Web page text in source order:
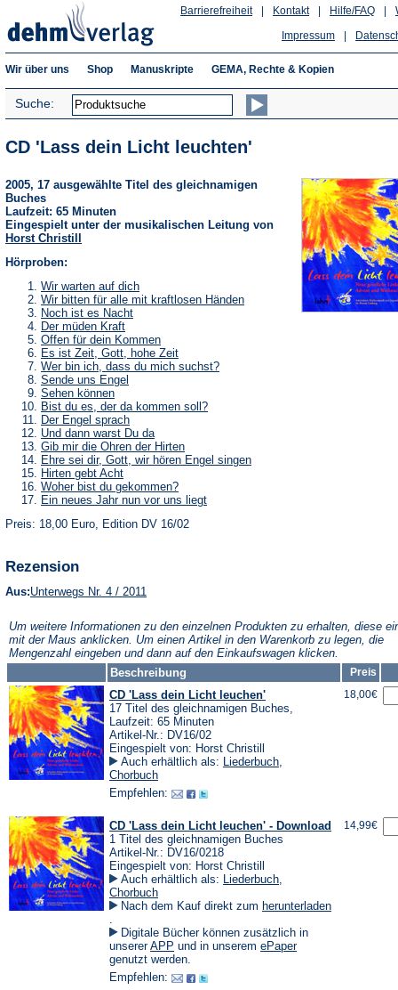
Hilfe/FAQ
Kontakt
Barrierefreiheit
Impressum
Wir über uns Shop Manuskripte GEMA, Rechte & Kopien
Suche:
CD 'Lass dein Licht leuchten'
2005, 17 ausgewählte Titel des gleichnamigen
Buches
Laufzeit: 65 Minuten
Eingespielt unter der musikalischen Leitung von
Horst Christill
Hörproben:
Wir warten auf dich(Öffnet
in
Tab)
Wir bitten für alle mit kraftlosen Händen(Öffnet
Noch ist es Nacht(Öffnet
einem
neuen
Tab)
Der müden Kraft(Öffnet
in
einem
neuen
Tab)
Offen für dein Kommen(Öffnet
in
einem
neuen
Es ist Zeit, Gott, hohe Zeit(Öffnet
in
Tab)
Wer bin ich, dass du mich suchst?(Öffnet
Sende uns Engel
einem
neuen
Tab)
Sehen können(Öffnet
in
einem
neuen
Tab)
Bist du es, der da kommen soll?(Öffnet
Tab)
Der Engel sprach(Öffnet
in
einem
neuen
Tab)
Und dann warst Du da(Öffnet
in
einem
neuen
Tab)
Gib mir die Ohren der Hirten(Öffnet
in
einem
Tab)
Ehre sei dir, Gott, wir hören Engel singen(Öffnet
Hirten gebt Acht(Öffnet
in
einem
neuen
Tab)
Woher bist du gekommen?(Öffnet
in
einem
neuen
Ein neues Jahr nun vor uns liegt(Öffnet
Preis: 18,00 Euro, Edition DV 16/02
Rezension
Aus:Unterwegs Nr. 4 / 2011
neuen
Tab)
Um weitere Informationen zu den einzelnen Produkten zu erhalten, diese
mit der Maus anklicken. Um einen Artikel in den Warenkorb zu legen, die
Mengenzahl eingeben und dann auf den Einkaufswagen klicken.
Beschreibung
Preis
CD 'Lass dein Licht leuchen'
17 Titel des gleichnamigen Buches,
Laufzeit: 65 Minuten
Artikel-Nr.: DV16/02
Eingespielt von: Horst Christill
Auch erhältlich als: Liederbuch,
Chorbuch
Empfehlen:
18,00€
CD 'Lass dein Licht leuchen' - Download
1 Titel des gleichnamigen Buches
Artikel-Nr.: DV16/0218
Eingespielt von: Horst Christill
Auch erhältlich als: Liederbuch,
Chorbuch
Nach dem Kauf direkt zum herunterladen
in
einem
neuen
Tab)
.
Digitale Bücher können zusätzlich in
unsererAPP (Öffnet
in
neuen
und in unserem ePaper(Öffnet
genutzt werden.
Empfehlen:
14,99€